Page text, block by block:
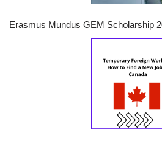
Erasmus Mundus GEM Scholarship